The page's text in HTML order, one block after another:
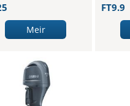
Meir
FT9.9